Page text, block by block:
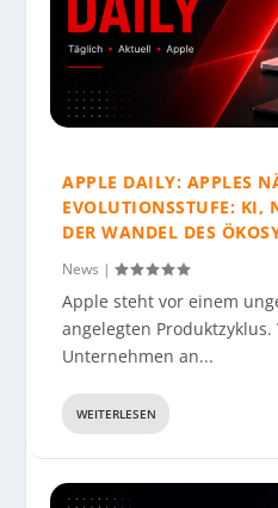
APPLE DAILY: APPLES
EVOLUTIONSSTUFE: KI,
DER WANDEL DES
News |
Apple steht vor einem
angelegten Produktzyklus.
Unternehmen an...
WEITERLESEN